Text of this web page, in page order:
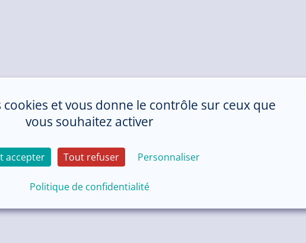
cookies et vous donne le contrôle sur ceux que
vous souhaitez activer
accepter Tout refuser Personnaliser
Politique de confidentialité